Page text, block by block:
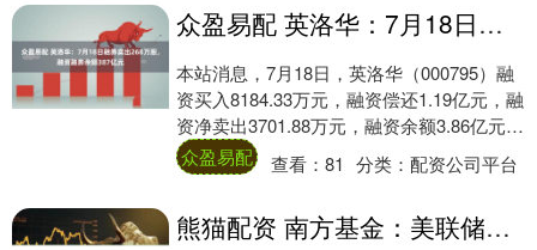
众盈易配 英洛华：7月18日融券卖出268万股，融资融券余额387亿元
本站消息，7月18日，英洛华（000795）融
资买入8184.33万元，融资偿还1.19亿元，融
资净卖出3701.88万元，融资余额3.86亿元，
近20个交易日....
众盈易配 查看：81 分类：配资公司平台
熊猫配资 南方基金：美联储副主席的最新讲话释放重要信号！